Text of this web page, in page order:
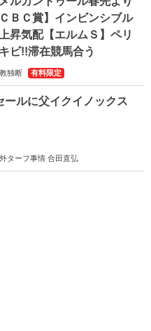
ＢＣ賞】インビンシブル
昇気配【エルムＳ】ペリ
ビ!!滞在競馬合う
独断 有料限定
ールに父イクイノックス
ターフ事情 合田直弘